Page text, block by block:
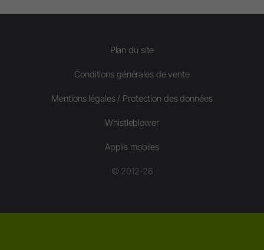
Plan du site
Conditions générales de vente
Mentions légales / Protection des données
Whistleblower
Applis mobiles
© 2012-26